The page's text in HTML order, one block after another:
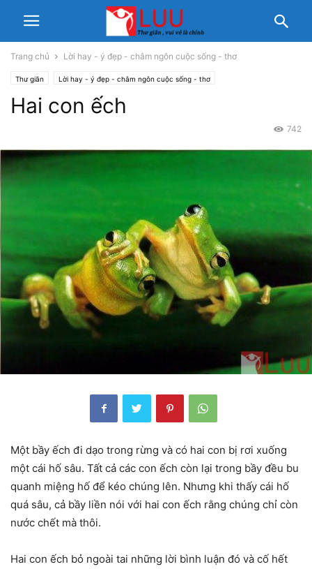
Trang chủ Lời hay - ý đẹp - châm ngôn cuộc sống - thơ
Thư giãn Lời hay - ý đẹp - châm ngôn cuộc sống - thơ
Hai con ếch
742
Một bầy ếch đi dạo trong rừng và có hai con bị rơi xuống
một cái hố sâu. Tất cả các con ếch còn lại trong bầy đều bu
quanh miệng hố để kéo chúng lên. Nhưng khi thấy cái hố
quá sâu, cả bầy liền nói với hai con ếch rằng chúng chỉ còn
nước chết mà thôi.
Hai con ếch bỏ ngoài tai những lời bình luận đó và cố hết